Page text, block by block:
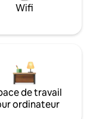
Wifi
de travail
ordinateur